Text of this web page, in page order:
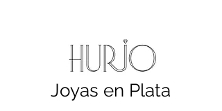
Joyas en Plata